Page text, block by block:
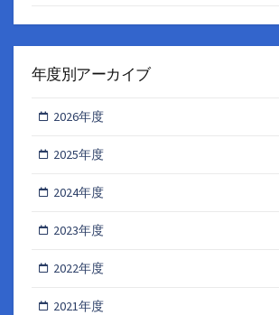
年度別アーカイブ
2026年度
2025年度
2024年度
2023年度
2022年度
2021年度